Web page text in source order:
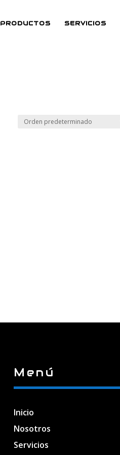
PRODUCTOS SERVICIOS
Menú
Inicio
Nosotros
Servicios